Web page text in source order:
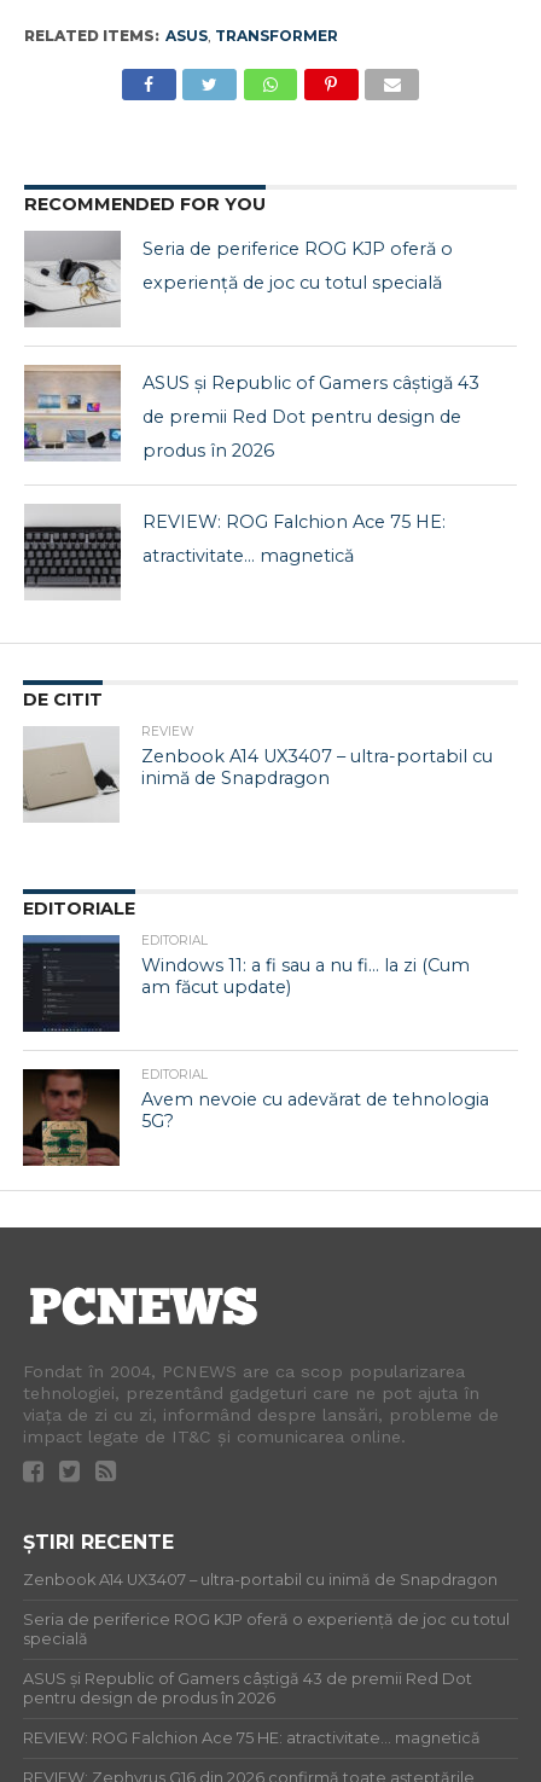
RELATED ITEMS: ASUS, TRANSFORMER
RECOMMENDED FOR YOU
Seria de periferice ROG KJP oferă o
experiență de joc cu totul specială
ASUS și Republic of Gamers câștigă 43
de premii Red Dot pentru design de
produs în 2026
REVIEW: ROG Falchion Ace 75 HE:
atractivitate… magnetică
DE CITIT
REVIEW
Zenbook A14 UX3407 – ultra-portabil cu
inimă de Snapdragon
EDITORIALE
EDITORIAL
Windows 11: a fi sau a nu fi… la zi (Cum
am făcut update)
EDITORIAL
Avem nevoie cu adevărat de tehnologia
5G?
Fondat în 2004, PCNEWS are ca scop popularizarea
tehnologiei, prezentând gadgeturi care ne pot ajuta în
viața de zi cu zi, informând despre lansări, probleme de
impact legate de IT&C și comunicarea online.
ȘTIRI RECENTE
Zenbook A14 UX3407 – ultra-portabil cu inimă de Snapdragon
Seria de periferice ROG KJP oferă o experiență de joc cu totul
specială
ASUS și Republic of Gamers câștigă 43 de premii Red Dot
pentru design de produs în 2026
REVIEW: ROG Falchion Ace 75 HE: atractivitate… magnetică
REVIEW: Zephyrus G16 din 2026 confirmă toate așteptările